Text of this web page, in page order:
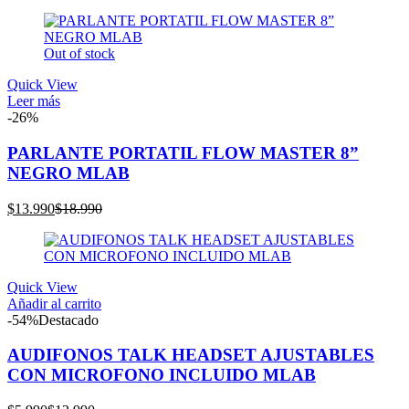
actual
es:
$6.990.
original
era:
$10.990.
Out of stock
Quick View
Leer más
-26%
PARLANTE PORTATIL FLOW MASTER 8”
NEGRO MLAB
$13.990El
actual
es:
$18.990El
original
era:
Quick View
Añadir al carrito
-54%Destacado
AUDIFONOS TALK HEADSET AJUSTABLES
CON MICROFONO INCLUIDO MLAB